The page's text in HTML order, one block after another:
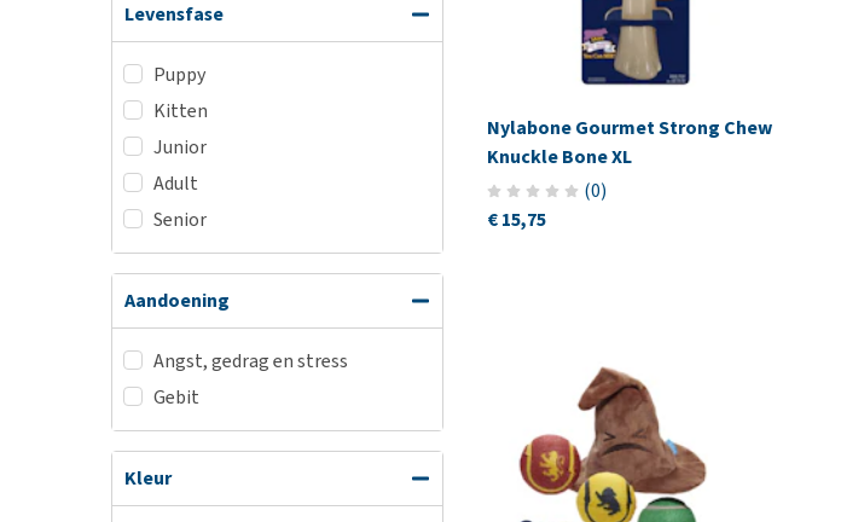
Levensfase
Puppy
Kitten
Junior
Adult
Senior
Aandoening
Angst, gedrag en stress
Gebit
Kleur
Nylabone Gourmet Strong Chew
Knuckle Bone XL
(0)
€ 15,75